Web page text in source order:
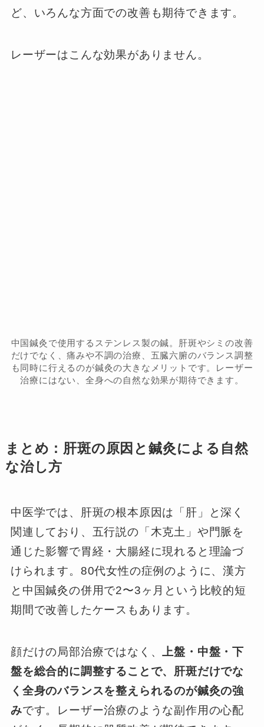
ど、いろんな方面での改善も期待できます。
レーザーはこんな効果がありません。
中国鍼灸で使用するステンレス製の鍼。肝斑やシミの改善
だけでなく、痛みや不調の治療、五臓六腑のバランス調整
も同時に行えるのが鍼灸の大きなメリットです。レーザー
治療にはない、全身への自然な効果が期待できます。
まとめ：肝斑の原因と鍼灸による自然
な治し方
中医学では、肝斑の根本原因は「肝」と深く
関連しており、五行説の「木克土」や門脈を
通じた影響で胃経・大腸経に現れると理論づ
けられます。80代女性の症例のように、漢方
と中国鍼灸の併用で2〜3ヶ月という比較的短
期間で改善したケースもあります。
顔だけの局部治療ではなく、上盤・中盤・下
盤を総合的に調整することで、肝斑だけでな
く全身のバランスを整えられるのが鍼灸の強
みです。レーザー治療のような副作用の心配